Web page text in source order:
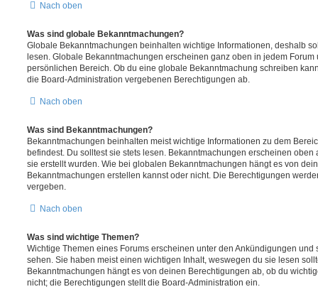
Nach oben
Was sind globale Bekanntmachungen?
Globale Bekanntmachungen beinhalten wichtige Informationen, deshalb
lesen. Globale Bekanntmachungen erscheinen ganz oben in jedem
persönlichen Bereich. Ob du eine globale Bekanntmachung schreiben
die Board-Administration vergebenen Berechtigungen ab.
Nach oben
Was sind Bekanntmachungen?
Bekanntmachungen beinhalten meist wichtige Informationen zu dem
befindest. Du solltest sie stets lesen. Bekanntmachungen erscheinen oben
sie erstellt wurden. Wie bei globalen Bekanntmachungen hängt es von
Bekanntmachungen erstellen kannst oder nicht. Die Berechtigungen
vergeben.
Nach oben
Was sind wichtige Themen?
Wichtige Themen eines Forums erscheinen unter den Ankündigungen und
sehen. Sie haben meist einen wichtigen Inhalt, weswegen du sie lesen
Bekanntmachungen hängt es von deinen Berechtigungen ab, ob du
nicht; die Berechtigungen stellt die Board-Administration ein.